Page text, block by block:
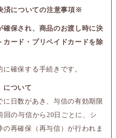
済についての注意事項※
保され、商品のお渡し時に決
ード・プリペイドカードを除
確保する手続きです。
について
日数があき、与信の有効期限
回の与信から20日ごとに、シ
再確保（再与信）が行われま